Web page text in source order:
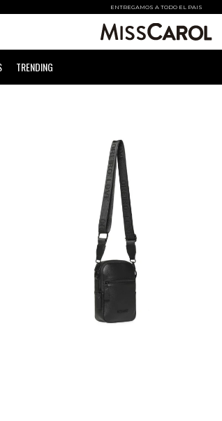
ENTREGAMOS A TODO EL PAIS
TRENDING